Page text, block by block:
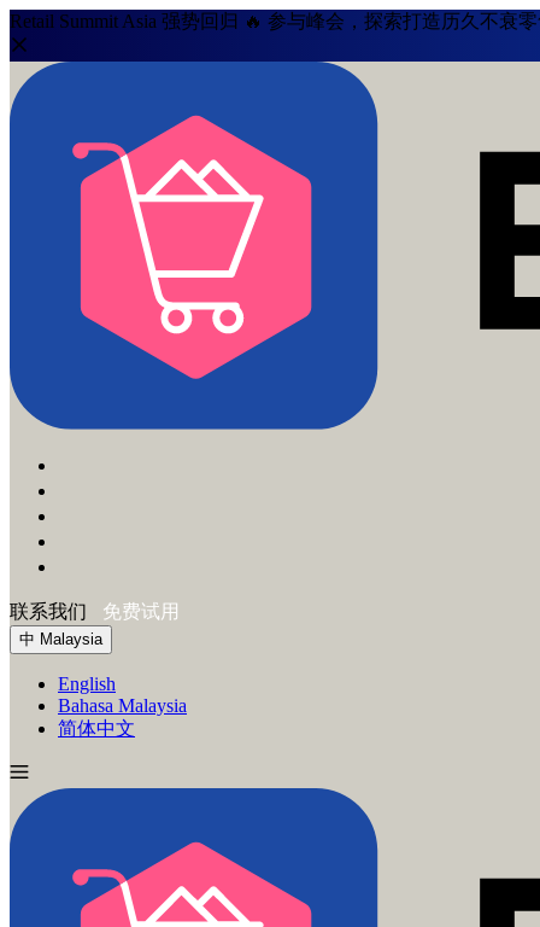
Retail Summit Asia 强势回归 🔥 参与峰会，探索打造历久不衰
联系我们 免费试用
中 Malaysia
English
Bahasa Malaysia
简体中文